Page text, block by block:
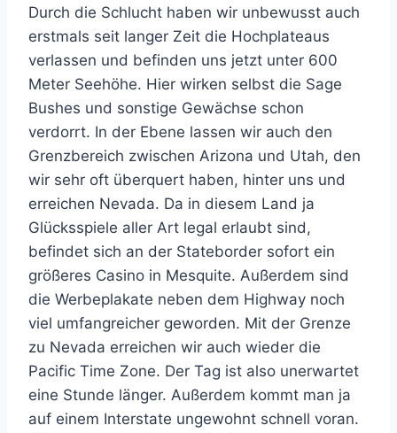
Durch die Schlucht haben wir unbewusst auch
erstmals seit langer Zeit die Hochplateaus
verlassen und befinden uns jetzt unter 600
Meter Seehöhe. Hier wirken selbst die Sage
Bushes und sonstige Gewächse schon
verdorrt. In der Ebene lassen wir auch den
Grenzbereich zwischen Arizona und Utah, den
wir sehr oft überquert haben, hinter uns und
erreichen Nevada. Da in diesem Land ja
Glücksspiele aller Art legal erlaubt sind,
befindet sich an der Stateborder sofort ein
größeres Casino in Mesquite. Außerdem sind
die Werbeplakate neben dem Highway noch
viel umfangreicher geworden. Mit der Grenze
zu Nevada erreichen wir auch wieder die
Pacific Time Zone. Der Tag ist also unerwartet
eine Stunde länger. Außerdem kommt man ja
auf einem Interstate ungewohnt schnell voran.